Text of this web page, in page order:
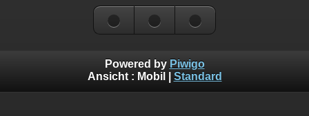
Powered by Piwigo
Ansicht : Mobil Standard